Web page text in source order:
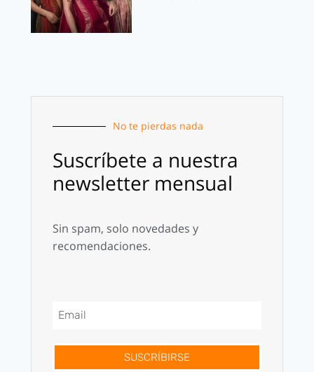
No te pierdas nada
Suscríbete a nuestra
newsletter mensual
Sin spam, solo novedades y
recomendaciones.
SUSCRÍBIRSE